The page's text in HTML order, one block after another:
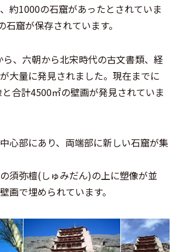
約1000の石窟があったとされていま
窟が保存されています。
、六朝から北宋時代の古文書類、経
大量に発見されました。現在までに
合計4500㎡の壁画が発見されていま
心部にあり、両端部に新しい石窟が集
須弥檀(しゅみだん)の上に塑像が並
画で埋められています。